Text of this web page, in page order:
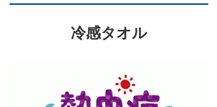
冷感タオル